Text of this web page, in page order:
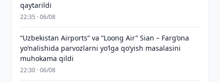
qaytarildi
22:35 · 06/08
“Uzbekistan Airports” va “Loong Air” Sian – Farg‘ona
yo‘nalishida parvozlarni yo‘lga qo‘yish masalasini
muhokama qildi
22:30 · 06/08